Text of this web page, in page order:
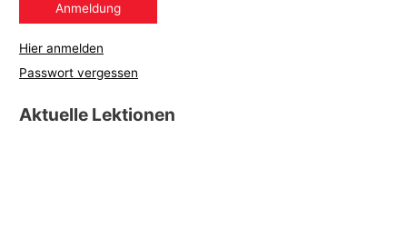
Hier anmelden
Passwort vergessen
Aktuelle Lektionen